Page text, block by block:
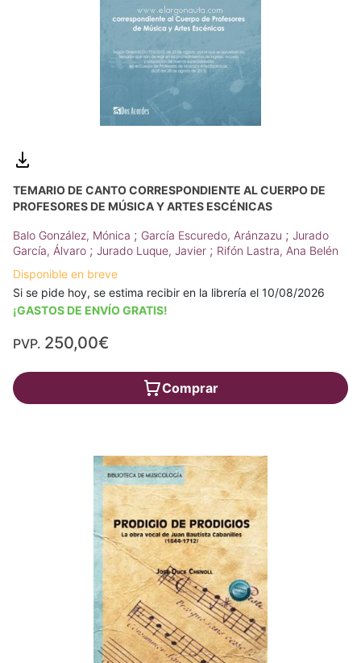
TEMARIO DE CANTO CORRESPONDIENTE AL CUERPO DE
PROFESORES DE MÚSICA Y ARTES ESCÉNICAS
Balo González, Mónica ; García Escuredo, Aránzazu ; Jurado
García, Álvaro ; Jurado Luque, Javier ; Rifón Lastra, Ana Belén
Disponible en breve
Si se pide hoy, se estima recibir en la librería el 10/08/2026
¡GASTOS DE ENVÍO GRATIS!
PVP. 250,00€
Comprar